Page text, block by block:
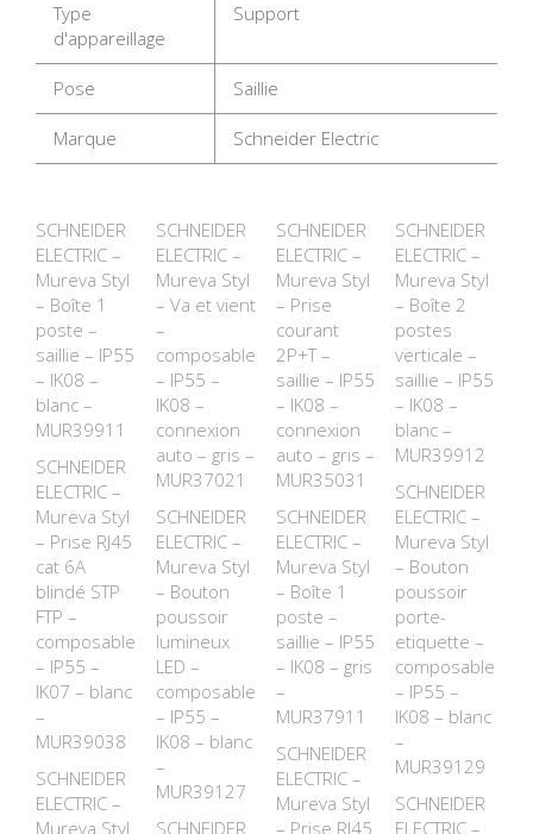
Type
d'appareillage
Support
Pose Saillie
Marque Schneider Electric
SCHNEIDER
ELECTRIC –
Mureva Styl
– Boîte 1
poste –
saillie – IP55
– IK08 –
blanc –
MUR39911
SCHNEIDER
ELECTRIC –
Mureva Styl
– Prise RJ45
cat 6A
blindé STP
FTP –
composable
– IP55 –
IK07 – blanc
–
MUR39038
SCHNEIDER
ELECTRIC –
Mureva Styl
SCHNEIDER
ELECTRIC –
Mureva Styl
– Va et vient
–
composable
– IP55 –
IK08 –
connexion
auto – gris –
MUR37021
SCHNEIDER
ELECTRIC –
Mureva Styl
– Bouton
poussoir
lumineux
LED –
composable
– IP55 –
IK08 – blanc
–
MUR39127
SCHNEIDER
SCHNEIDER
ELECTRIC –
Mureva Styl
– Prise
courant
2P+T –
saillie – IP55
– IK08 –
connexion
auto – gris –
MUR35031
SCHNEIDER
ELECTRIC –
Mureva Styl
– Boîte 1
poste –
saillie – IP55
– IK08 – gris
–
MUR37911
SCHNEIDER
ELECTRIC –
Mureva Styl
– Prise RJ45
SCHNEIDER
ELECTRIC –
Mureva Styl
– Boîte 2
postes
verticale –
saillie – IP55
– IK08 –
blanc –
MUR39912
SCHNEIDER
ELECTRIC –
Mureva Styl
– Bouton
poussoir
porte-
etiquette –
composable
– IP55 –
IK08 – blanc
–
MUR39129
SCHNEIDER
ELECTRIC –